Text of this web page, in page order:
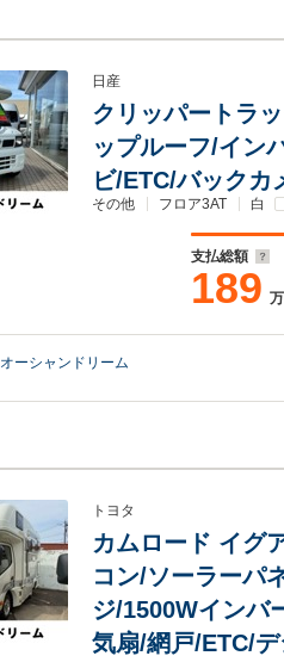
日産
クリッパートラ
ップルーフ/イン
ビ/ETC/バックカ
その他 フロア3AT 白
支払総額
189
オーシャンドリーム
トヨタ
カムロード イグ
コン/ソーラーパ
ジ/1500Wインバ
気扇/網戸/ETC/